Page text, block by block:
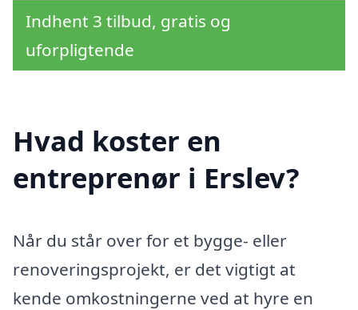
Indhent 3 tilbud, gratis og
uforpligtende
Hvad koster en
entreprenør i Erslev?
Når du står over for et bygge- eller
renoveringsprojekt, er det vigtigt at
kende omkostningerne ved at hyre en